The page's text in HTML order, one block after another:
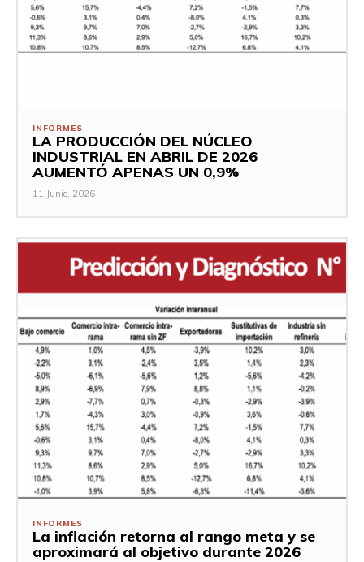
INFORMES
LA PRODUCCIÓN DEL NÚCLEO
INDUSTRIAL EN ABRIL DE 2026
AUMENTÓ APENAS UN 0,9%
11 Junio, 2026
INFORMES
La inflación retorna al rango meta y se
aproximará al objetivo durante 2026